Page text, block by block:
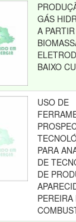
GÁS
A
BAIXO
USO DE
PARA
DE
DE